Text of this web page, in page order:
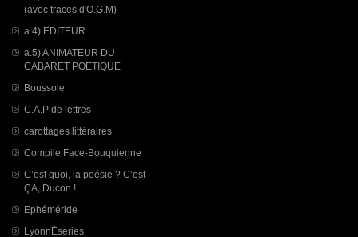
(avec traces d'O.G.M)
a.4) EDITEUR
a.5) ANIMATEUR DU
CABARET POETIQUE
Boussole
C.A.P de lettres
carottages littéraires
Compile Face-Bouquienne
C’est quoi, la poésie ? C’est
ÇA, Ducon !
Ephéméride
LyonnÈseries